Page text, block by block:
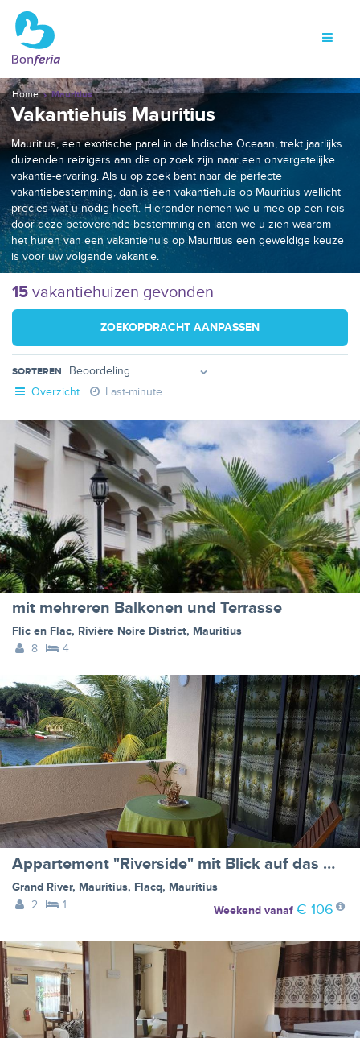
Home Mauritius
Vakantiehuis Mauritius
Mauritius, een exotische parel in de Indische Oceaan, trekt jaarlijks
duizenden reizigers aan die op zoek zijn naar een onvergetelijke
vakantie-ervaring. Als u op zoek bent naar de perfecte
vakantiebestemming, dan is een vakantiehuis op Mauritius wellicht
precies wat u nodig heeft. Hieronder nemen we u mee op een reis
door deze betoverende bestemming en laten we u zien waarom
het huren van een vakantiehuis op Mauritius een geweldige keuze
is voor uw volgende vakantie.
15 vakantiehuizen gevonden
ZOEKOPDRACHT AANPASSEN
SORTEREN
Overzicht Last-minute
mit mehreren Balkonen und Terrasse
Flic en Flac, Rivière Noire District, Mauritius
8
4
Appartement "Riverside" mit Blick auf das Wasser
Grand River, Mauritius, Flacq, Mauritius
2
1 Weekendvanaf € 106